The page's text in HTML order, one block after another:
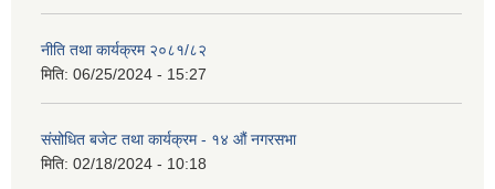
नीति तथा कार्यक्रम २०८१/८२
मिति: 06/25/2024 - 15:27
संसोधित बजेट तथा कार्यक्रम - १४ औं नगरसभा
मिति: 02/18/2024 - 10:18